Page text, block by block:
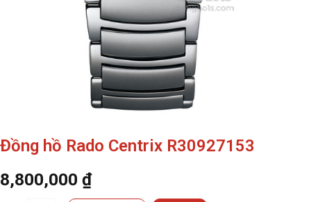
Đồng hồ Rado Centrix R30927153
8,800,000 ₫